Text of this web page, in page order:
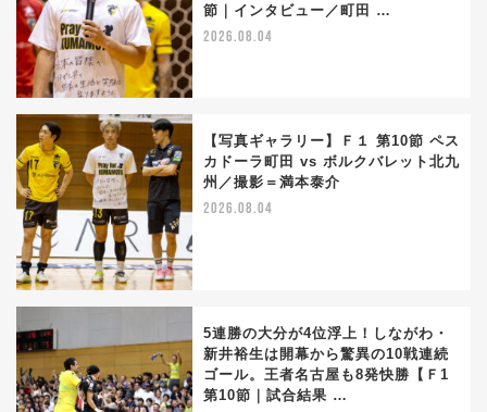
節｜インタビュー／町田 …
2026.08.04
【写真ギャラリー】Ｆ１ 第10節 ペス
カドーラ町田 vs ボルクバレット北九
州／撮影＝満本泰介
2026.08.04
5連勝の大分が4位浮上！しながわ・
新井裕生は開幕から驚異の10戦連続
ゴール。王者名古屋も8発快勝【Ｆ1
第10節｜試合結果 …